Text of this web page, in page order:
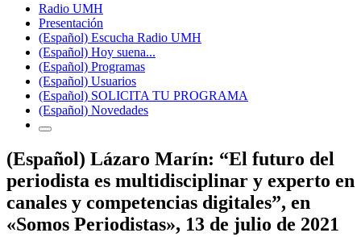
Radio UMH
Presentación
(Español) Escucha Radio UMH
(Español) Hoy suena...
(Español) Programas
(Español) Usuarios
(Español) SOLICITA TU PROGRAMA
(Español) Novedades
(Español) Lázaro Marín: “El futuro del
periodista es multidisciplinar y experto en
canales y competencias digitales”, en
«Somos Periodistas», 13 de julio de 2021